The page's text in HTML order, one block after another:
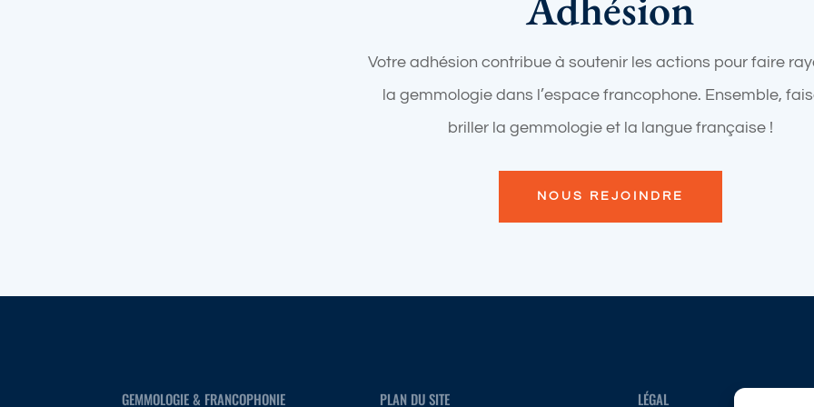
Votre adhésion contribue à soutenir les actions pour faire
la gemmologie dans l’espace francophone. Ensemble,
briller la gemmologie et la langue française !
NOUS REJOINDRE
GEMMOLOGIE & FRANCOPHONIE PLAN DU SITE LÉGAL